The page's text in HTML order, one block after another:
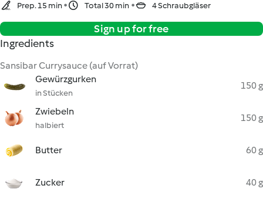
Prep. 15 min Total 30 min 4 Schraubgläser
Sign up for free
Ingredients
Sansibar Currysauce (auf Vorrat)
Gewürzgurken
in Stücken
150 g
Zwiebeln
halbiert
150 g
Butter 60 g
Zucker 40 g